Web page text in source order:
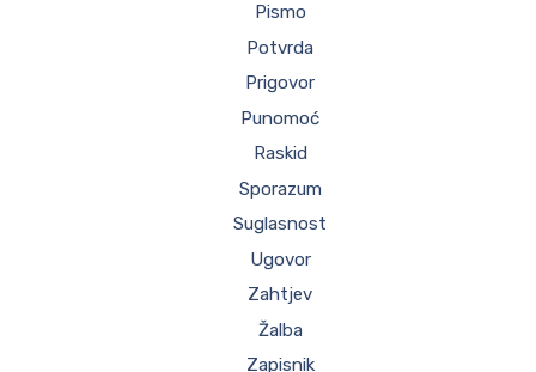
Pismo
Potvrda
Prigovor
Punomoć
Raskid
Sporazum
Suglasnost
Ugovor
Zahtjev
Žalba
Zapisnik